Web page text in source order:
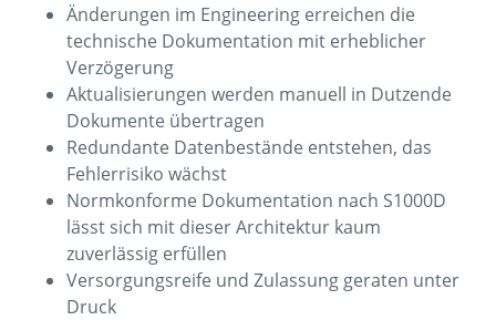
Änderungen im Engineering erreichen die
technische Dokumentation mit erheblicher
Verzögerung
Aktualisierungen werden manuell in Dutzende
Dokumente übertragen
Redundante Datenbestände entstehen, das
Fehlerrisiko wächst
Normkonforme Dokumentation nach S1000D
lässt sich mit dieser Architektur kaum
zuverlässig erfüllen
Versorgungsreife und Zulassung geraten unter
Druck